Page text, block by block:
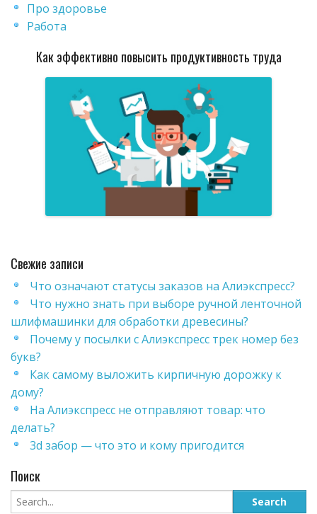
Про здоровье
Работа
Как эффективно повысить продуктивность труда
Свежие записи
Что означают статусы заказов на Алиэкспресс?
Что нужно знать при выборе ручной ленточной
шлифмашинки для обработки древесины?
Почему у посылки с Алиэкспресс трек номер без
букв?
Как самому выложить кирпичную дорожку к
дому?
На Алиэкспресс не отправляют товар: что
делать?
3d забор — что это и кому пригодится
Поиск